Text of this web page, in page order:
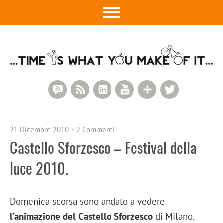
Google+
YouTube
LinkedIn
RSS Feed
RSS Comments
21 Dicembre 2010 2 Commenti
Castello Sforzesco – Festival della
luce 2010.
Domenica scorsa sono andato a vedere
l’animazione del Castello Sforzesco di Milano.